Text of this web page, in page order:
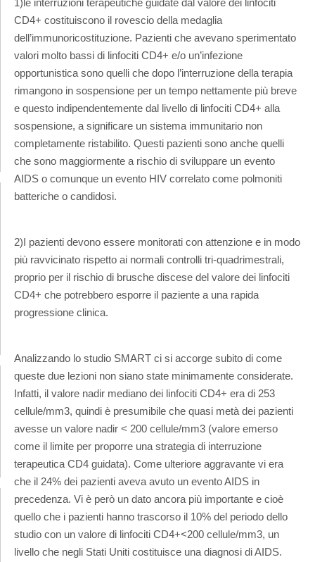
1)le interruzioni terapeutiche guidate dal valore dei linfociti
CD4+ costituiscono il rovescio della medaglia
dell’immunoricostituzione. Pazienti che avevano sperimentato
valori molto bassi di linfociti CD4+ e/o un’infezione
opportunistica sono quelli che dopo l’interruzione della terapia
rimangono in sospensione per un tempo nettamente più breve
e questo indipendentemente dal livello di linfociti CD4+ alla
sospensione, a significare un sistema immunitario non
completamente ristabilito. Questi pazienti sono anche quelli
che sono maggiormente a rischio di sviluppare un evento
AIDS o comunque un evento HIV correlato come polmoniti
batteriche o candidosi.
2)I pazienti devono essere monitorati con attenzione e in modo
più ravvicinato rispetto ai normali controlli tri-quadrimestrali,
proprio per il rischio di brusche discese del valore dei linfociti
CD4+ che potrebbero esporre il paziente a una rapida
progressione clinica.
Analizzando lo studio SMART ci si accorge subito di come
queste due lezioni non siano state minimamente considerate.
Infatti, il valore nadir mediano dei linfociti CD4+ era di 253
cellule/mm3, quindi è presumibile che quasi metà dei pazienti
avesse un valore nadir < 200 cellule/mm3 (valore emerso
come il limite per proporre una strategia di interruzione
terapeutica CD4 guidata). Come ulteriore aggravante vi era
che il 24% dei pazienti aveva avuto un evento AIDS in
precedenza. Vi è però un dato ancora più importante e cioè
quello che i pazienti hanno trascorso il 10% del periodo dello
studio con un valore di linfociti CD4+<200 cellule/mm3, un
livello che negli Stati Uniti costituisce una diagnosi di AIDS.